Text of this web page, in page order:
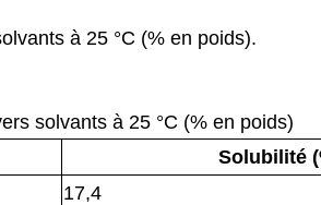
à 25 °C (% en poids).
solvants à 25 °C (% en poids)
Solubilité
17,4